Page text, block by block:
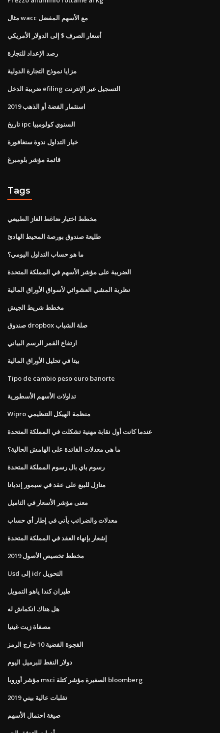
مثال wacc مع الأسهم المفضل
أسعار الصرف $ إلى الدولار الأمريكي
رصد الإعداد للتجارة
مزايا نموذج التجارة الدولية
ضريبة الدخل efiling التسجيل عبر الإنترنت
استثمار الفضة أو الذهب 2019
تاريخ ipc السنوي كولومبيا
خيار التداول ندوة سنغافورة
قائمة مؤشر بلومبرغ
Tags
مخطط اختيار ضاغط الغاز الطبيعي
طليعة صندوق بورصة المحيط الهادئ
ما هو حساب التداول اليومي؟
الضريبة على مؤشر الأسهم في المملكة المتحدة
نظرية المشي العشوائي لأسواق الأوراق المالية
مخطط شريط الجيش
صندوق dropbox صلة الشباب
ارتفاع القمر الرسم البياني
بيتا في تحليل الأوراق المالية
Tipo de cambio peso euro banorte
تداولات الأسهم الأسطورية
Wipro منظمة الهيكل التنظيمي
عندما كانت أول نقابة مهنية تشكلت في المملكة المتحدة
ما هي معدلات الفائدة على الهامش الحالية؟
رسوم باي بال رسوم المملكة المتحدة
منازل للبيع على عقد في سيمور إنديانا
معنى مؤشر الأسعار في التاميل
معدلات والضرائب يأتي في إطار أي حساب
إشعار بإنهاء العقد في المملكة المتحدة
مخطط تخصيص الأصول 2019
Usd إلى idr التحويل
طيران كندا ياهو التمويل
هل هناك انكماش له
مصفاة زيت غينيا
الفجوة الفضية 10 خارج الرمز
دولار النفط للبرميل اليوم
مؤشر أوروبا msci الصغيرة مؤشر كتلة bloomberg
تقلبات عالية بيني 2019
صيغة احتمال الأسهم